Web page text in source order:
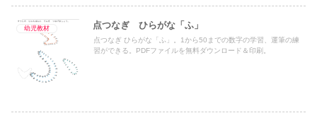
幼児教材 点つなぎ ひらがな「ふ」
点つなぎ ひらがな「ふ」。1から50までの数字の学習、運筆の練
習ができる。PDFファイルを無料ダウンロード＆印刷。